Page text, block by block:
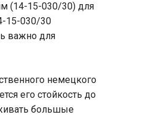
(14-15-030/30) для
15-030/30
важно для
немецкого
его стойкость до
большые